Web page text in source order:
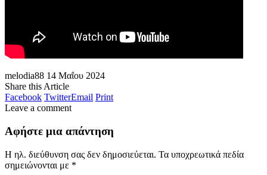
melodia88 14 Μαΐου 2024
Share this Article
Facebook TwitterEmail Print
Leave a comment
Αφήστε μια απάντηση
Η ηλ. διεύθυνση σας δεν δημοσιεύεται. Τα υποχρεωτικά πεδία
σημειώνονται με *